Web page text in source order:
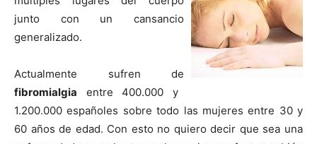
junto con un cansancio
generalizado.
Actualmente sufren de
fibromialgia entre 400.000 y
1.200.000 españoles sobre todo las mujeres entre 30 y
60 años de edad. Con esto no quiero decir que sea una